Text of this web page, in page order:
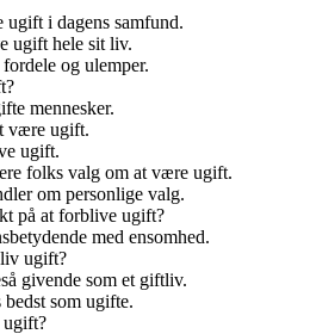
i dagens samfund.
ugift hele sit liv.
og ulemper.
mennesker.
være ugift.
ugift.
folks valg om at være ugift.
om personlige valg.
på at forblive ugift?
med ensomhed.
ugift?
givende som et giftliv.
som ugifte.